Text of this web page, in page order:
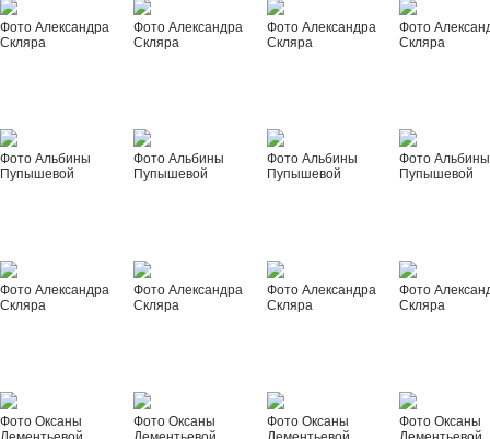
Фото Александра
Скляра
Фото Александра
Скляра
Фото Александра
Скляра
Фото
Скляра
Фото Альбины
Пупышевой
Фото Альбины
Пупышевой
Фото Альбины
Пупышевой
Фото Альбины
Пупышевой
Фото Александра
Скляра
Фото Александра
Скляра
Фото Александра
Скляра
Фото
Скляра
Фото Оксаны
Фото Оксаны
Фото Оксаны
Фото Оксаны